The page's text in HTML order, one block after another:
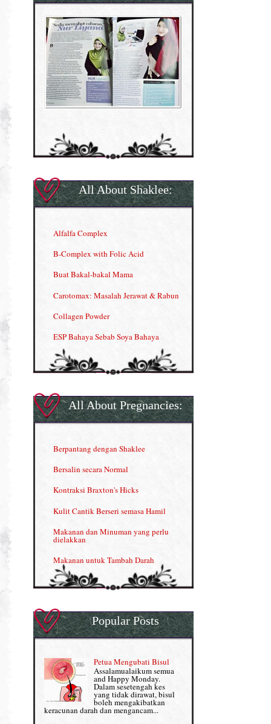
All About Shaklee:
Alfalfa Complex
B-Complex with Folic Acid
Buat Bakal-bakal Mama
Carotomax: Masalah Jerawat & Rabun
Collagen Powder
ESP Bahaya Sebab Soya Bahaya
ESP Produk Shaklee Paling HOT
Gla Complex (II)
Herbal Blend the Magic Cream
Nutrisi untuk Ikhtiar Hamil
OMEGA GUARD
Omega Guard: EPA & DHA for kids
OSTEMATRIX
Pantang Larang dalam Pengambilan
Vitamin
Penjagaan Rambut: Prosante Hair Care
Persediaan Haji & Umrah
Review Part 1: Shaklee bagus ke?
Review Part 2: Shaklee's Slimming Set
All About Pregnancies:
Berpantang dengan Shaklee
Bersalin secara Normal
Kontraksi Braxton's Hicks
Kulit Cantik Berseri semasa Hamil
Makanan dan Minuman yang perlu
dielakkan
Makanan untuk Tambah Darah
Masalah HB rendah?
Normal VS Czer
Pemakanan Semasa Hamil
Penyusuan Bayi
Perkembangan Minda Bayi
Supplement untuk Kehamilan
Popular Posts
Petua Mengubati Bisul
Assalamualaikum semua
and Happy Monday.
Dalam sesetengah kes
yang tidak dirawat, bisul
boleh mengakibatkan
keracunan darah dan mengancam...